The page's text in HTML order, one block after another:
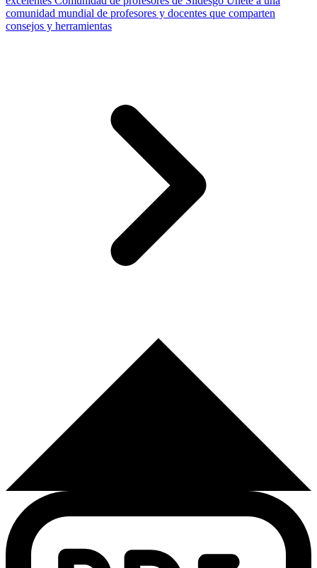
comunidad mundial de profesores y docentes que comparten
consejos y herramientas